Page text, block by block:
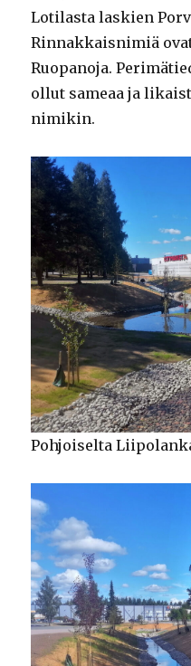
Lotilasta laskien
Rinnakkaisnimiä
Ruopanoja.
ollut sameaa ja
nimikin.
Pohjoiselta